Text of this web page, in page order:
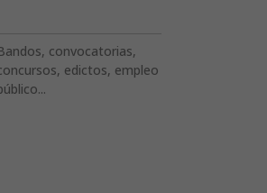
convocatorias,
edictos, empleo